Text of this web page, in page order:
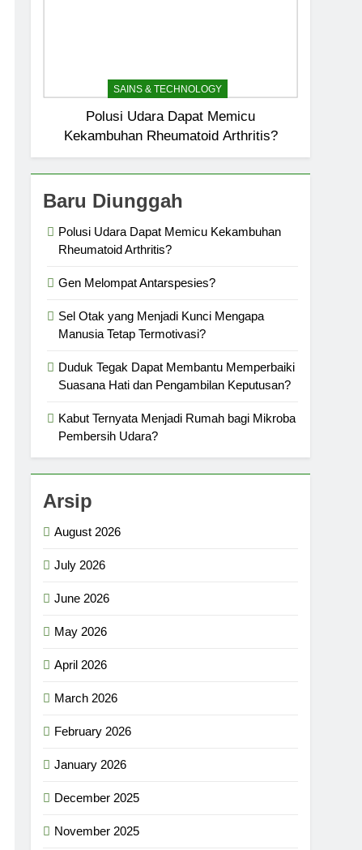
SAINS & TECHNOLOGY
Polusi Udara Dapat Memicu
Kekambuhan Rheumatoid Arthritis?
Baru Diunggah
Polusi Udara Dapat Memicu Kekambuhan
Rheumatoid Arthritis?
Gen Melompat Antarspesies?
Sel Otak yang Menjadi Kunci Mengapa
Manusia Tetap Termotivasi?
Duduk Tegak Dapat Membantu Memperbaiki
Suasana Hati dan Pengambilan Keputusan?
Kabut Ternyata Menjadi Rumah bagi Mikroba
Pembersih Udara?
Arsip
August 2026
July 2026
June 2026
May 2026
April 2026
March 2026
February 2026
January 2026
December 2025
November 2025